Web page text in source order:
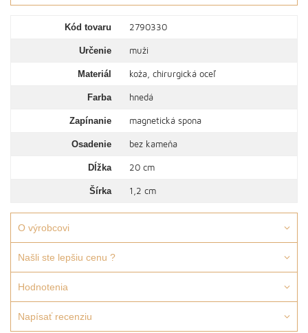
Kód tovaru 2790330
Určenie muži
Materiál koža, chirurgická oceľ
Farba hnedá
Zapínanie magnetická spona
Osadenie bez kameňa
Dĺžka 20 cm
Šírka 1,2 cm
O výrobcovi
Našli ste lepšiu cenu ?
Hodnotenia
Napísať recenziu